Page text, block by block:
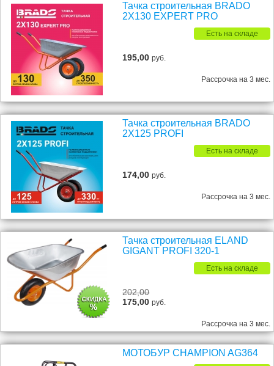
Тачка строительная BRADO
2X130 EXPERT PRO
Есть на складе
195,00руб.
Рассрочка на 3 мес.
Тачка строительная BRADO
2X125 PROFI
Есть на складе
174,00руб.
Рассрочка на 3 мес.
Тачка строительная ELAND
GIGANT PROFI 320-1
Есть на складе
202,00
175,00руб.
Рассрочка на 3 мес.
МОТОБУР CHAMPION AG364